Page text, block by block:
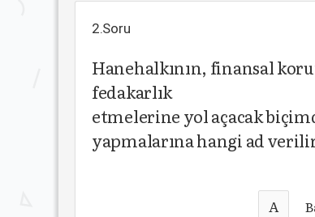
2.Soru
Hanehalkının, finansal
fedakarlık
etmelerine yol açacak
yapmalarına hangi ad
A